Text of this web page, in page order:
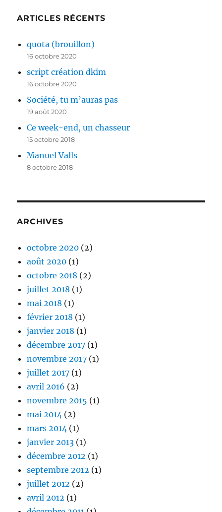
ARTICLES RÉCENTS
quota (brouillon)
16 octobre 2020
script création dkim
16 octobre 2020
Société, tu m’auras pas
19 août 2020
Ce week-end, un chasseur
15 octobre 2018
Manuel Valls
8 octobre 2018
ARCHIVES
octobre 2020 (2)
août 2020 (1)
octobre 2018 (2)
juillet 2018 (1)
mai 2018 (1)
février 2018 (1)
janvier 2018 (1)
décembre 2017 (1)
novembre 2017 (1)
juillet 2017 (1)
avril 2016 (2)
novembre 2015 (1)
mai 2014 (2)
mars 2014 (1)
janvier 2013 (1)
décembre 2012 (1)
septembre 2012 (1)
juillet 2012 (2)
avril 2012 (1)